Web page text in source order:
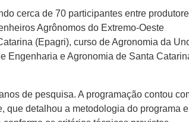
cerca de 70 participantes entre
Agrônomos do Extremo-Oeste
(Epagri), curso de Agronomia da
Engenharia e Agronomia de Santa
de pesquisa. A programação contou
que detalhou a metodologia do programa